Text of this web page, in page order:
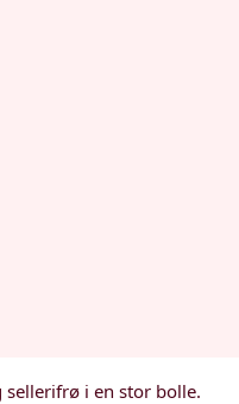
sellerifrø i en stor bolle.